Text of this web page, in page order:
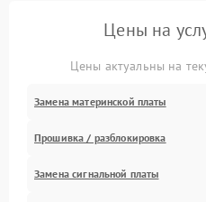
Цены на
Цены актуальны на
Замена материнской платы
Прошивка / разблокировка
Замена сигнальной платы